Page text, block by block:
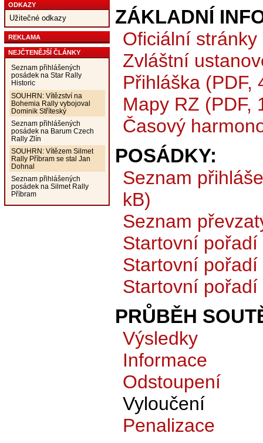
ODKAZY
Užitečné odkazy
REKLAMA
NEJČTENĚJŠÍ ČLÁNKY
Seznam přihlášených
posádek na Star Rally
Historic
SOUHRN: Vítězství na
Bohemia Rally vybojoval
Dominik Stříteský
Seznam přihlášených
posádek na Barum Czech
Rally Zlín
SOUHRN: Vítězem Silmet
Rally Příbram se stal Jan
Dohnal
Seznam přihlášených
posádek na Silmet Rally
Příbram
ZÁKLADNÍ
Oficiální stránky
Zvláštní
Přihláška (PDF,
Mapy RZ (PDF,
Časový
POSÁDKY:
Seznam
kB)
Seznam
Startovní
Startovní pořadí
Startovní pořadí
PRŮBĚH
Výsledky
Informace
Odstoupení
Vyloučení
Penalizace